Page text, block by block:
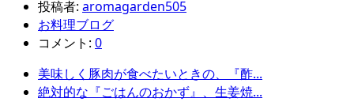
投稿者: aromagarden505
お料理ブログ
コメント: 0
美味しく豚肉が食べたいときの、『酢...
絶対的な『ごはんのおかず』、生姜焼...